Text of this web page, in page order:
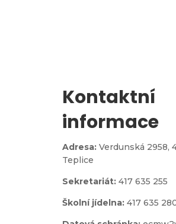
Kontaktní
informace
Adresa: Verdunská 2958,
Teplice
Sekretariát: 417 635 255
Školní jídelna: 417 635